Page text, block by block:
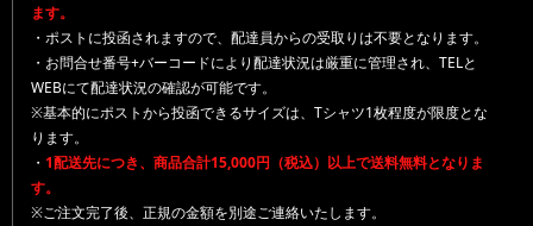
ます。
・ポストに投函されますので、配達員からの受取りは不要となります。
・お問合せ番号+バーコードにより配達状況は厳重に管理され、TELと
WEBにて配達状況の確認が可能です。
※基本的にポストから投函できるサイズは、Tシャツ1枚程度が限度とな
ります。
・ 1配送先につき、商品合計15,000円（税込）以上で送料無料となりま
す。
※ご注文完了後、正規の金額を別途ご連絡いたします。